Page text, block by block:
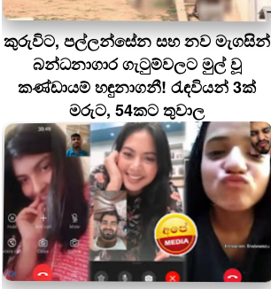
කුරුවිට, පල්ලන්සේන සහ නව මැගසින්
බන්ධනාගාර ගැටුම්වලට මුල් වූ
කණ්ඩායම් හඳුනාගනී! රැඳවියන් 3ක්
මරුට, 54කට තුවාල